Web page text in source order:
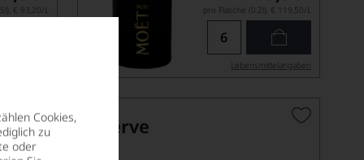
Cookies,
zu
oder
€ 93,20/L pro Flasche (0.2l), € 119,50/L
Lebensmittel­angaben
Roger Réserve